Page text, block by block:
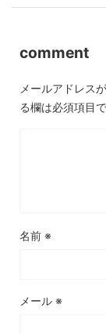
comment
メールアドレス
る欄は必須項目
名前 ※
メール ※